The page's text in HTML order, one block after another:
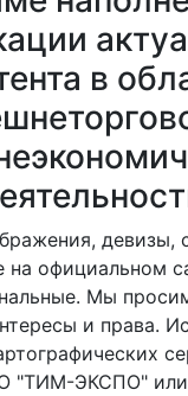
в
девизы,
на официальном
Мы
и права.
"ТИМ-ЭКСПО" или